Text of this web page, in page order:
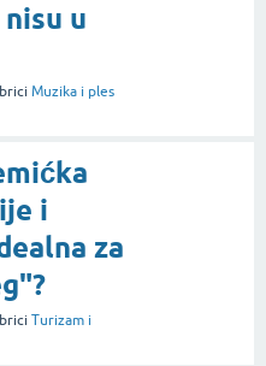
u
Muzika i ples
i
za
Turizam i